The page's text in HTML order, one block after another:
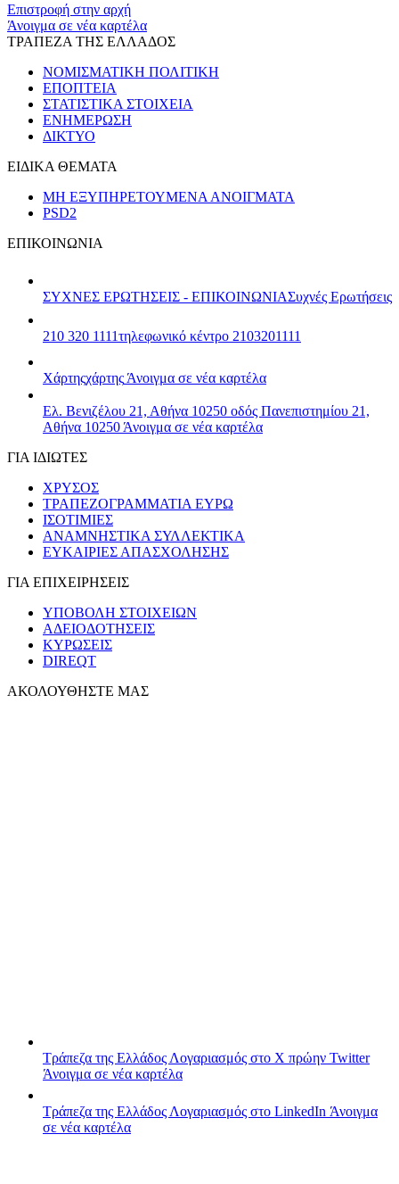
Επιστροφή στην αρχή
Άνοιγμα σε νέα καρτέλα
ΤΡΑΠΕΖΑ ΤΗΣ ΕΛΛΑΔΟΣ
ΝΟΜΙΣΜΑΤΙΚΗ ΠΟΛΙΤΙΚΗ
ΕΠΟΠΤΕΙΑ
ΣΤΑΤΙΣΤΙΚΑ ΣΤΟΙΧΕΙΑ
ΕΝΗΜΕΡΩΣΗ
ΔΙΚΤΥΟ
ΕΙΔΙΚΑ ΘΕΜΑΤΑ
ΜΗ ΕΞΥΠΗΡΕΤΟΥΜΕΝΑ ΑΝΟΙΓΜΑΤΑ
PSD2
ΕΠΙΚΟΙΝΩΝΙΑ
ΣΥΧΝΕΣ ΕΡΩΤΗΣΕΙΣ - ΕΠΙΚΟΙΝΩΝΙΑΣυχνές Ερωτήσεις
210 320 1111τηλεφωνικό κέντρο 2103201111
Χάρτηςχάρτης Άνοιγμα σε νέα καρτέλα
Ελ. Βενιζέλου 21, Αθήνα 10250 οδός Πανεπιστημίου 21,
Αθήνα 10250 Άνοιγμα σε νέα καρτέλα
ΓΙΑ ΙΔΙΩΤΕΣ
ΧΡΥΣΟΣ
ΤΡΑΠΕΖΟΓΡΑΜΜΑΤΙΑ ΕΥΡΩ
ΙΣΟΤΙΜΙΕΣ
ΑΝΑΜΝΗΣΤΙΚΑ ΣΥΛΛΕΚΤΙΚΑ
ΕΥΚΑΙΡΙΕΣ ΑΠΑΣΧΟΛΗΣΗΣ
ΓΙΑ ΕΠΙΧΕΙΡΗΣΕΙΣ
ΥΠΟΒΟΛΗ ΣΤΟΙΧΕΙΩΝ
ΑΔΕΙΟΔΟΤΗΣΕΙΣ
ΚΥΡΩΣΕΙΣ
DIREQT
ΑΚΟΛΟΥΘΗΣΤΕ ΜΑΣ
Τράπεζα της Ελλάδος Λογαριασμός στο X πρώην Twitter
Άνοιγμα σε νέα καρτέλα
Τράπεζα της Ελλάδος Λογαριασμός στο LinkedIn Άνοιγμα
σε νέα καρτέλα